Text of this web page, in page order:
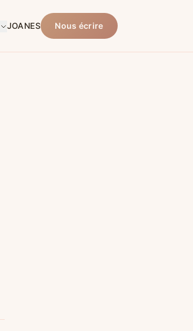
JOANES Nous écrire